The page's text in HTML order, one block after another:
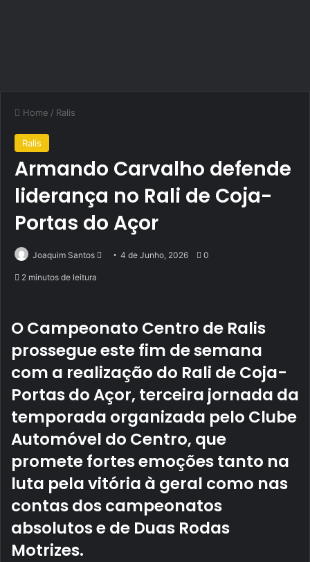
Home / Ralis
Ralis
Armando Carvalho defende
liderança no Rali de Coja-
Portas do Açor
Joaquim Santos
Send4 de Junho, 2026 0
2 minutos de leitura
O Campeonato Centro de Ralis
prossegue este fim de semana
com a realização do Rali de Coja-
Portas do Açor, terceira jornada da
temporada organizada pelo Clube
Automóvel do Centro, que
promete fortes emoções tanto na
luta pela vitória à geral como nas
contas dos campeonatos
absolutos e de Duas Rodas
Motrizes.